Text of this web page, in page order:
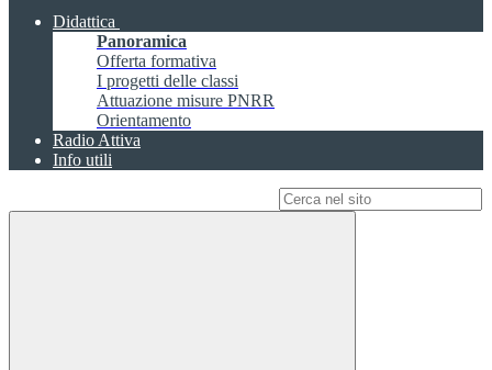
Didattica
Panoramica
Offerta formativa
I progetti delle classi
Attuazione misure PNRR
Orientamento
Radio Attiva
Info utili